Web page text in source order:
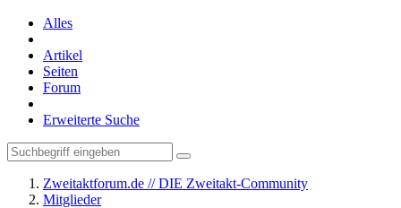
Alles
Artikel
Seiten
Forum
Erweiterte Suche
Zweitaktforum.de // DIE Zweitakt-Community
Mitglieder